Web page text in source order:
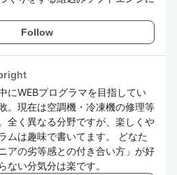
Follow
にWEBプログラマを目指してい
。現在は空調機・冷凍機の修理等
全く異なる分野ですが、楽しくや
ムは趣味で書いてます。 どなた
アの劣等感との付き合い方」が好
ない分気分は楽です。